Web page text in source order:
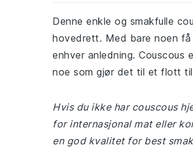
Denne enkle og smakfulle
hovedrett. Med bare noen få
enhver anledning. Couscous
noe som gjør det til et flott
Hvis du ikke har couscous
for internasjonal mat eller
en god kvalitet for best